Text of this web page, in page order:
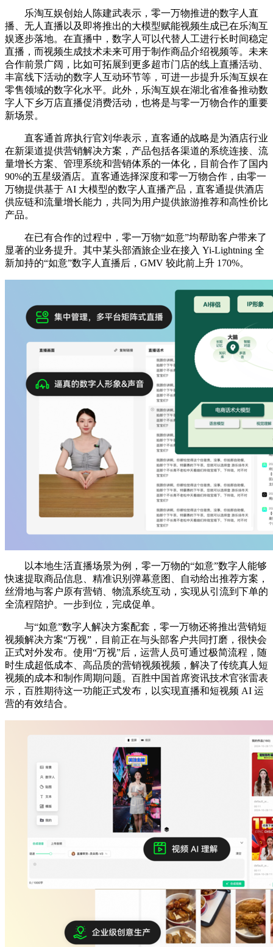
乐淘互娱创始人陈建武表示，零一万物推进的数字人直
播、无人直播以及即将推出的大模型赋能视频生成已在乐淘互
娱逐步落地。在直播中，数字人可以代替人工进行长时间稳定
直播，而视频生成技术未来可用于制作商品介绍视频等。未来
合作前景广阔，比如可拓展到更多超市门店的线上直播活动、
丰富线下活动的数字人互动环节等，可进一步提升乐淘互娱在
零售领域的数字化水平。此外，乐淘互娱在湖北省准备推动数
字人下乡万店直播促消费活动，也将是与零一万物合作的重要
新场景。
直客通首席执行官刘华表示，直客通的战略是为酒店行业
在新渠道提供营销解决方案，产品包括各渠道的系统连接、流
量增长方案、管理系统和营销体系的一体化，目前合作了国内
90%的五星级酒店。直客通选择深度和零一万物合作，由零一
万物提供基于 AI 大模型的数字人直播产品，直客通提供酒店
供应链和流量增长能力，共同为用户提供旅游推荐和高性价比
产品。
在已有合作的过程中，零一万物“如意”均帮助客户带来了
显著的业务提升。其中某头部酒旅企业在接入 Yi-Lightning 全
新加持的“如意”数字人直播后，GMV 较此前上升 170%。
以本地生活直播场景为例，零一万物的“如意”数字人能够
快速提取商品信息、精准识别弹幕意图、自动给出推荐方案，
丝滑地与客户原有营销、物流系统互动，实现从引流到下单的
全流程陪护。一步到位，完成促单。
与“如意”数字人解决方案配套，零一万物还将推出营销短
视频解决方案“万视”，目前正在与头部客户共同打磨，很快会
正式对外发布。使用“万视”后，运营人员可通过极简流程，随
时生成超低成本、高品质的营销视频视频，解决了传统真人短
视频的成本和制作周期问题。百胜中国首席资讯技术官张雷表
示，百胜期待这一功能正式发布，以实现直播和短视频 AI 运
营的有效结合。